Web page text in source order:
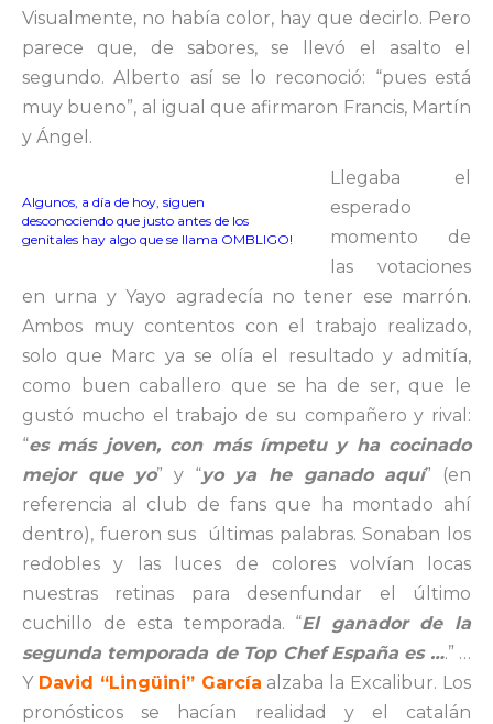
Visualmente, no había color, hay que decirlo. Pero
parece que, de sabores, se llevó el asalto el
segundo. Alberto así se lo reconoció: “pues está
muy bueno”, al igual que afirmaron Francis, Martín
y Ángel.
Algunos, a día de hoy, siguen
desconociendo que justo antes de los
genitales hay algo que se llama OMBLIGO!
Llegaba el
esperado
momento de
las votaciones
en urna y Yayo agradecía no tener ese marrón.
Ambos muy contentos con el trabajo realizado,
solo que Marc ya se olía el resultado y admitía,
como buen caballero que se ha de ser, que le
gustó mucho el trabajo de su compañero y rival:
“es más joven, con más ímpetu y ha cocinado
mejor que yo” y “yo ya he ganado aquí” (en
referencia al club de fans que ha montado ahí
dentro), fueron sus últimas palabras. Sonaban los
redobles y las luces de colores volvían locas
nuestras retinas para desenfundar el último
cuchillo de esta temporada. “El ganador de la
segunda temporada de Top Chef España es ….” …
Y David “Lingüini” García alzaba la Excalibur. Los
pronósticos se hacían realidad y el catalán